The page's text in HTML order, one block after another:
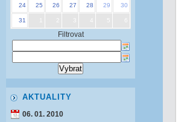
24 25 26 27 28 29 30
31 3 5
Filtrovat
AKTUALITY
06. 01. 2010